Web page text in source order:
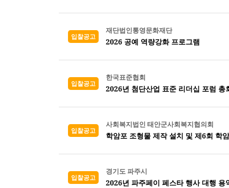
입찰공고
재단법인통영문화재단
2026 공예 역량강화 프로그램
입찰공고
한국표준협회
2026년 첨단산업 표준 리더십 포럼 총
입찰공고
사회복지법인 태안군사회복지협의회
학암포 조형물 제작 설치 및 제6회 학
입찰공고
경기도 파주시
2026년 파주페이 페스타 행사 대행 용